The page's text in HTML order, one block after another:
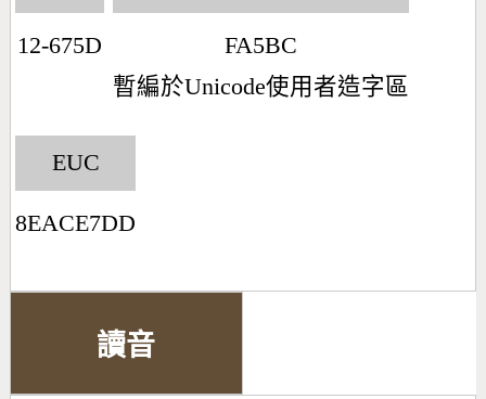
12-675D
FA5BC
暫編於Unicode使用者造字區
EUC
8EACE7DD
讀音